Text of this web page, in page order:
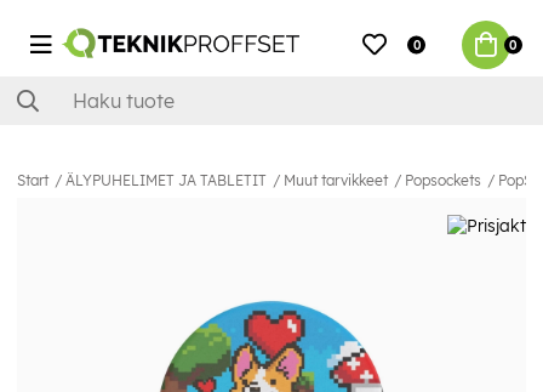
0 0
Start ÄLYPUHELIMET JA TABLETIT Muut tarvikkeet Popsockets